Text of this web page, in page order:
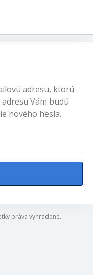
adresu, ktorú
Vám budú
nového hesla.
práva vyhradené.